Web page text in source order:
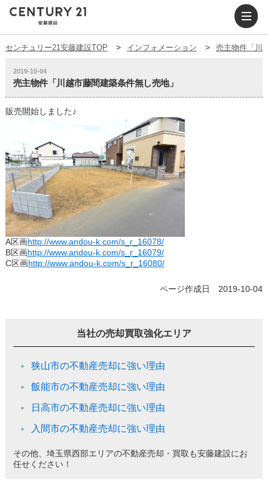
センチュリー21安藤建設TOP インフォメーション 売主物件「川
2019-10-04
売主物件「川越市藤間建築条件無し売地」
販売開始しました♪
A区画http://www.andou-k.com/s_r_16078/
B区画http://www.andou-k.com/s_r_16079/
C区画http://www.andou-k.com/s_r_16080/
ページ作成日 2019-10-04
当社の売却買取強化エリア
狭山市の不動産売却に強い理由
飯能市の不動産売却に強い理由
日高市の不動産売却に強い理由
入間市の不動産売却に強い理由
その他、埼玉県西部エリアの不動産売却・買取も安藤建設にお
任せください！